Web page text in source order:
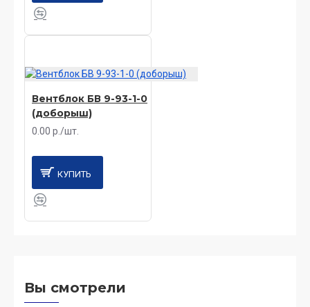
Вентблок БВ 9-93-1-0
(доборыш)
0.00 р./шт.
КУПИТЬ
Вы смотрели